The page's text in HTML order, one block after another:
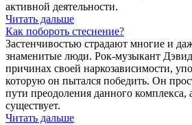
активной деятельности.
Читать дальше
Как побороть стеснение?
Застенчивостью страдают многие и
знаменитые люди. Рок-музыкант
причинах своей наркозависимости,
которую он пытался победить. Он
пути преодоления данного комплекса,
существует.
Читать дальше